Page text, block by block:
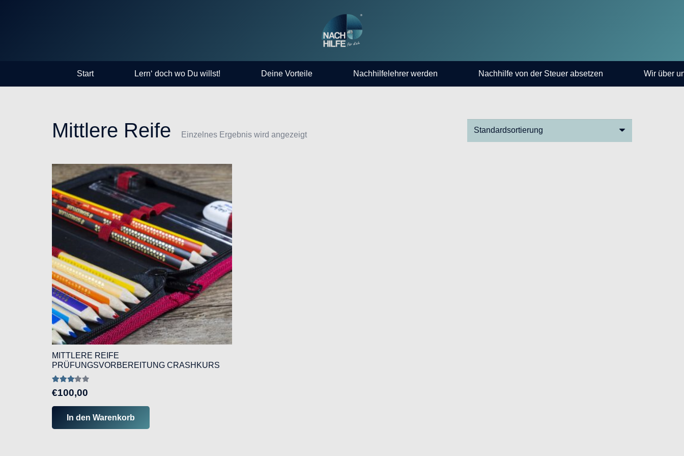
Start Lern‘ doch wo Du willst! Deine Vorteile Nachhilfelehrer werden Nachhilfe von der Steuer absetzen Wir über
Mittlere Reife Einzelnes Ergebnis wird angezeigt
MITTLERE REIFE
PRÜFUNGSVORBEREITUNG CRASHKURS
€100,00
In den Warenkorb